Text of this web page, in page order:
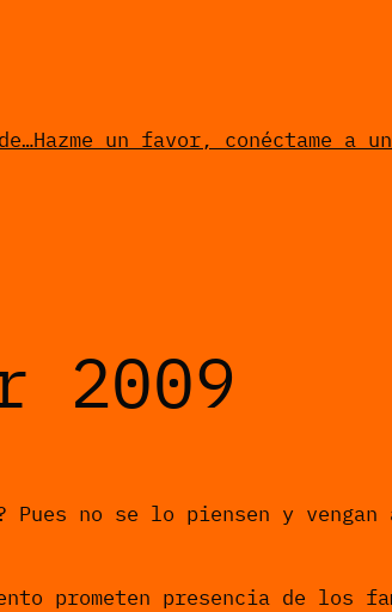
Hazme un favor, conéctame a un
2009
Pues no se lo piensen y
prometen presencia de los